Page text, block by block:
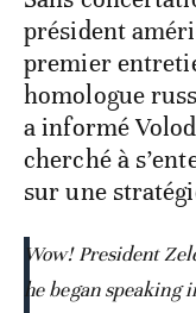
président
premier
homologue
a informé
cherché à
sur une
Wow! President
he began speaking